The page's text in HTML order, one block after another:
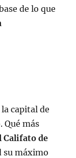
de lo que
capital de
Qué más
Califato de
su máximo